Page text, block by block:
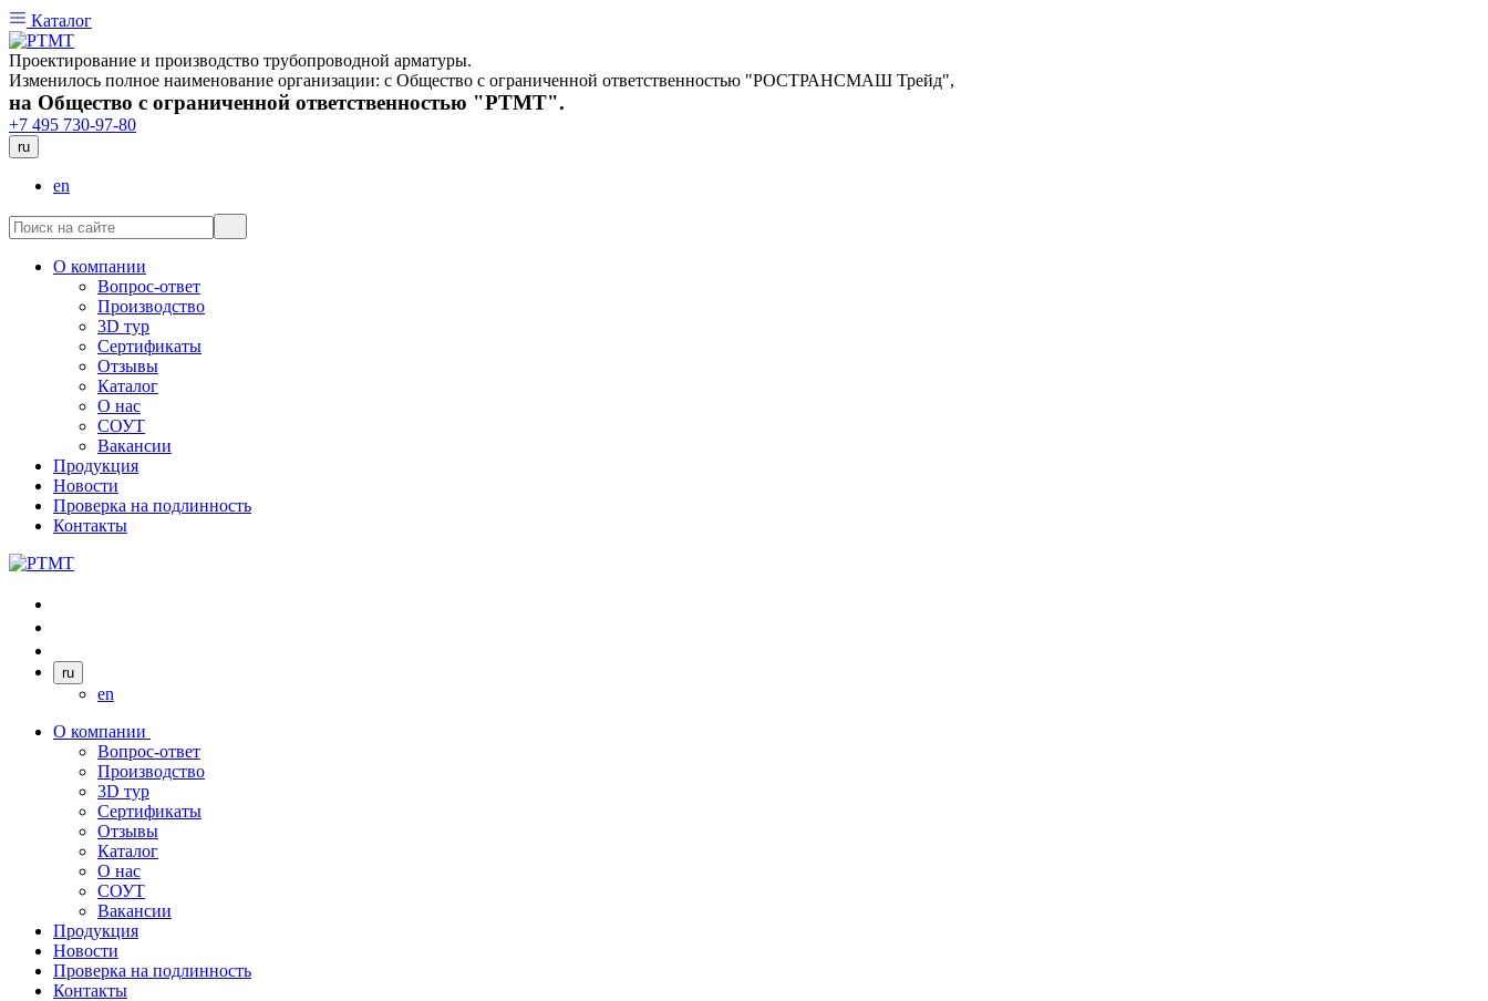
Каталог
Проектирование и производство трубопроводной арматуры.
Изменилось полное наименование организации: с Общество с ограниченной ответственностью "РОСТРАНСМАШ Трейд",
на Общество с ограниченной ответственностью "РТМТ".
+7 495 730-97-80
ru
en
О компании
Вопрос-ответ
Производство
3D тур
Сертификаты
Отзывы
Каталог
О нас
СОУТ
Вакансии
Продукция
Новости
Проверка на подлинность
Контакты
ru
en
О компании
Вопрос-ответ
Производство
3D тур
Сертификаты
Отзывы
Каталог
О нас
СОУТ
Вакансии
Продукция
Новости
Проверка на подлинность
Контакты